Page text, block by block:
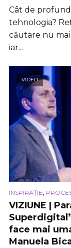
Cât de
tehnologia?
căutare nu
iar...
VIDEO
INSPIRAȚIE,
VIZIUNE |
face mai
Manuela